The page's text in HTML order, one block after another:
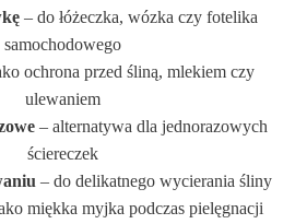
– do łóżeczka, wózka czy fotelika
samochodowego
ochrona przed śliną, mlekiem czy
ulewaniem
– alternatywa dla jednorazowych
ściereczek
– do delikatnego wycierania śliny
miękka myjka podczas pielęgnacji